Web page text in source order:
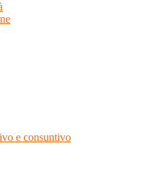
e consuntivo